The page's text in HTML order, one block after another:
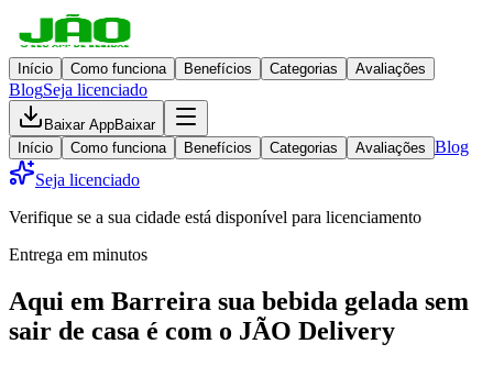
Início Como funciona Benefícios Categorias Avaliações
BlogSeja licenciado
Baixar AppBaixar
Início
Como funciona Benefícios Categorias Avaliações Blog
Seja licenciado
Verifique se a sua cidade está disponível para licenciamento
Entrega em minutos
Aqui em Barreira sua bebida gelada sem
sair de casa é com o JÃO Delivery